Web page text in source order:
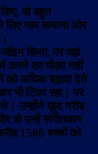
वो बहुत
लिए नाम कमाना और
किया, पर वहां
करने का मौक़ा नहीं
को अधिक बढ़ावा देते
भी टिका रहा। पर
थे। उन्होंने ख़ुद गरीब
वो उन्हें संगीतकार
1500 बच्चों को